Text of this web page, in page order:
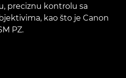
preciznu kontrolu sa
kao što je Canon
PZ.